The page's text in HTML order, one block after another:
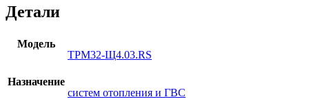
Детали
Модель
ТРМ32-Щ4.03.RS
Назначение
систем отопления и ГВС